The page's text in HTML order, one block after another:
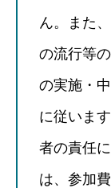
ん。また
の流行等
の実施・
に従いま
者の責任
は、参加